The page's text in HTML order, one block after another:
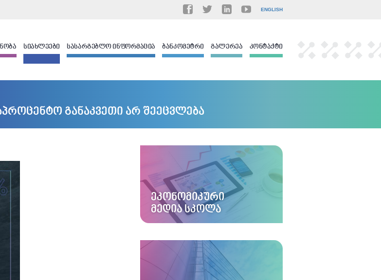
ENGLISH
ᲡᲘᲐᲮᲚᲔᲔᲑᲘ ᲡᲐᲡᲐᲠᲒᲔᲑᲚᲝ ᲘᲜᲤᲝᲠᲛᲐᲪᲘᲐ ᲑᲐᲜᲙᲝᲛᲔᲢᲠᲘ ᲒᲐᲚᲔᲠᲔᲐ ᲙᲝᲜᲢᲐᲥᲢᲘ
განაკვეთი არ შეეცვლება
ᲔᲙᲝᲜᲝᲛᲘᲙᲣᲠᲘ
ᲛᲔᲓᲘᲐ ᲡᲙᲝᲚᲐ